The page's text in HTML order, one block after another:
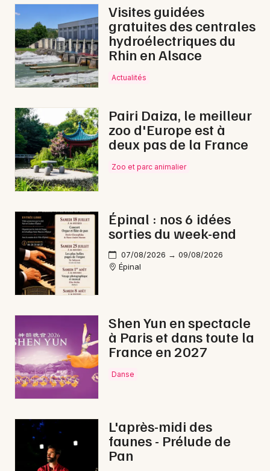
Sorties & loisirs
Activité & Expérience en Lorraine
Activité & Expérience dans le Grand Est
Newsletter des sorties
Artistes en tournée
Magazine dans les Vosges
88 - Vosges
Choisir mes départements
Je m'abonne
Visites guidées
gratuites des centrales
hydroélectriques du
Rhin en Alsace
Actualités
Pairi Daiza, le meilleur
zoo d'Europe est à
deux pas de la France
Zoo et parc animalier
Épinal : nos 6 idées
sorties du week-end
07/08/2026 → 09/08/2026
Épinal
Shen Yun en spectacle
à Paris et dans toute la
France en 2027
Danse
L'après-midi des
faunes - Prélude de
Pan